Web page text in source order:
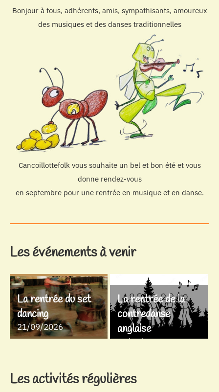
Bonjour à tous, adhérents, amis, sympathisants, amoureux
des musiques et des danses traditionnelles
Cancoillottefolk vous souhaite un bel et bon été et vous
donne rendez-vous
en septembre pour une rentrée en musique et en danse.
Les événements à venir
La rentrée du set
dancing
21/09/2026
La rentrée de la
contredanse
anglaise
28/09/2026
Les activités régulières